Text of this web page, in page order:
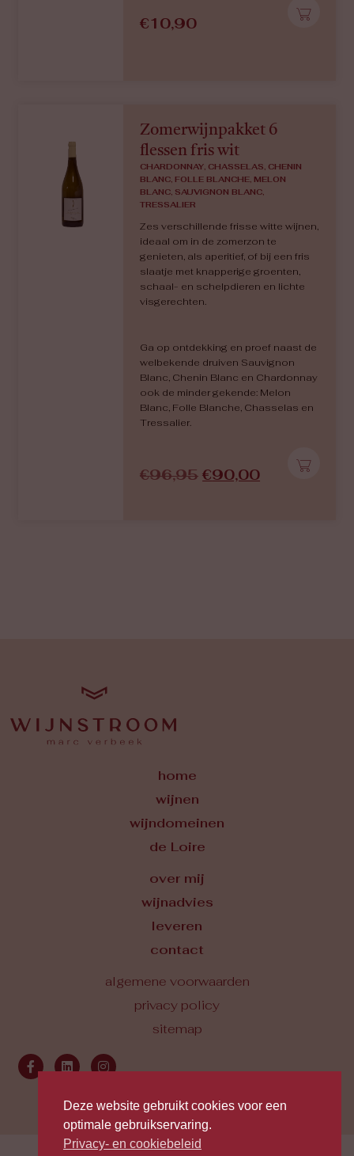
€10,90
Zomerwijnpakket 6
flessen fris wit
CHARDONNAY, CHASSELAS, CHENIN
BLANC, FOLLE BLANCHE, MELON
BLANC, SAUVIGNON BLANC,
TRESSALIER
Zes verschillende frisse witte wijnen,
ideaal om in de zomerzon te
genieten, als aperitief, of bij een fris
slaatje met knapperige groenten,
schaal- en schelpdieren en lichte
visgerechten.
Ga op ontdekking en proef naast de
welbekende druiven Sauvignon
Blanc, Chenin Blanc en Chardonnay
ook de minder gekende: Melon
Blanc, Folle Blanche, Chasselas en
Tressalier.
€96,95 €90,00
home
wijnen
wijndomeinen
de Loire
over mij
wijnadvies
leveren
contact
algemene voorwaarden
privacy policy
sitemap
Deze website gebruikt cookies voor een
optimale gebruikservaring.
Privacy- en cookiebeleid